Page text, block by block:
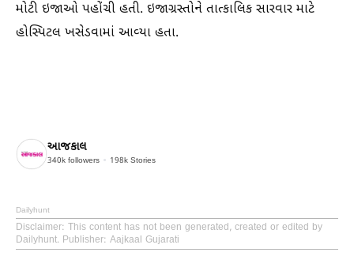
મોટી ઇજાઓ પહોંચી હતી. ઇજાગ્રસ્તોને તાત્કાલિક સારવાર માટે
હોસ્પિટલ ખસેડવામાં આવ્યા હતા.
આજકાલ
340k followers 198k Stories
Dailyhunt
Disclaimer: This content has not been generated, created or edited by
Dailyhunt. Publisher: Aajkaal Gujarati